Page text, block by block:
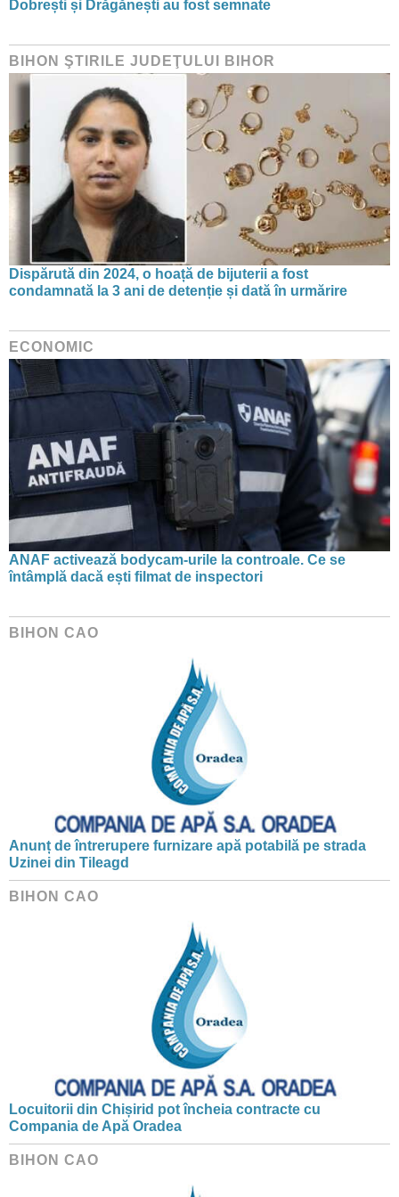
Dobrești și Drăgănești au fost semnate
BIHON ŞTIRILE JUDEŢULUI BIHOR
Dispărută din 2024, o hoață de bijuterii a fost
condamnată la 3 ani de detenție și dată în urmărire
ECONOMIC
ANAF activează bodycam-urile la controale. Ce se
întâmplă dacă ești filmat de inspectori
BIHON CAO
Anunț de întrerupere furnizare apă potabilă pe strada
Uzinei din Tileagd
BIHON CAO
Locuitorii din Chișirid pot încheia contracte cu
Compania de Apă Oradea
BIHON CAO